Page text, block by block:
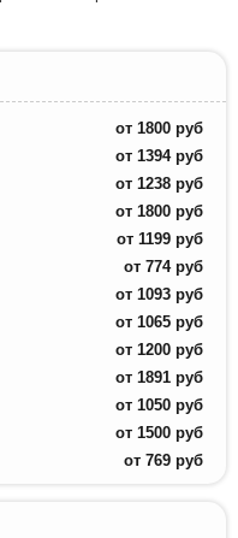
от 1800 руб
от 1394 руб
от 1238 руб
от 1800 руб
от 1199 руб
от 774 руб
от 1093 руб
от 1065 руб
от 1200 руб
от 1891 руб
от 1050 руб
от 1500 руб
от 769 руб